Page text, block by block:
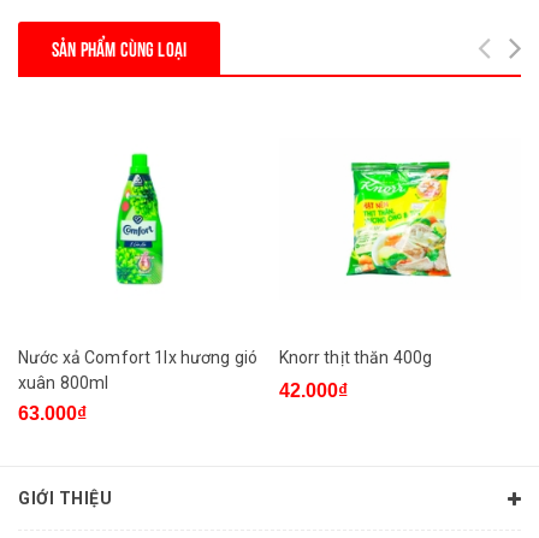
SẢN PHẨM CÙNG LOẠI
Nước xả Comfort 1lx hương gió
xuân 800ml
63.000₫
Knorr thịt thăn 400g
42.000₫
GIỚI THIỆU